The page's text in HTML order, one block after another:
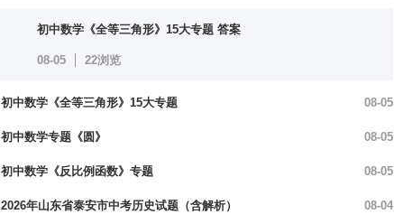
初中数学《全等三角形》15大专题 答案
08-05 22浏览
初中数学《全等三角形》15大专题 08-05
15浏览
初中数学专题《圆》 08-05
14浏览
初中数学《反比例函数》专题 08-05
16浏览
2026年山东省泰安市中考历史试题（含解析） 08-04